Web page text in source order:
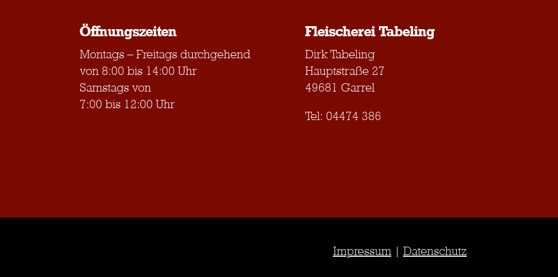
Öffnungszeiten
Montags – Freitags durchgehend
von 8:00 bis 14:00 Uhr
Samstags von
7:00 bis 12:00 Uhr
Fleischerei Tabeling
Dirk Tabeling
Hauptstraße 27
49681 Garrel
Tel: 04474 386
Impressum | Datenschutz